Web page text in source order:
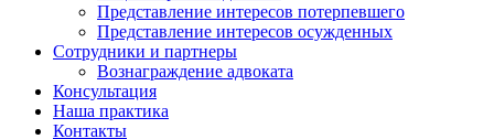
Представление интересов потерпевшего
Представление интересов осужденных
Сотрудники и партнеры
Вознаграждение адвоката
Консультация
Наша практика
Контакты